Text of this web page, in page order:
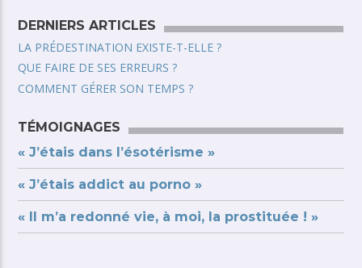
DERNIERS ARTICLES
LA PRÉDESTINATION EXISTE-T-ELLE ?
QUE FAIRE DE SES ERREURS ?
COMMENT GÉRER SON TEMPS ?
TÉMOIGNAGES
« J’étais dans l’ésotérisme »
« J’étais addict au porno »
« Il m’a redonné vie, à moi, la prostituée ! »